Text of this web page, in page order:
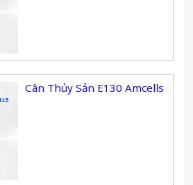
Cân Thủy Sản E130 Amcells